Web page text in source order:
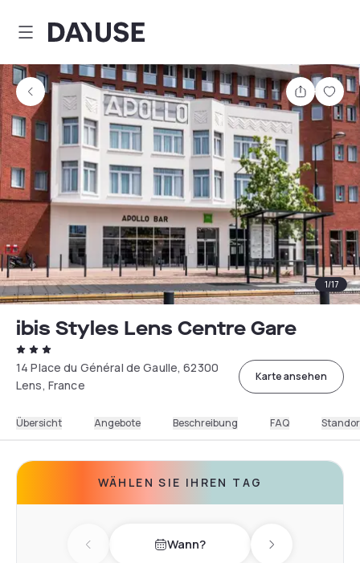
Dayuse
Teilen
1/17
ibis Styles Lens Centre Gare
14 Place du Général de Gaulle, 62300
Lens, France
Karte ansehen
Übersicht Angebote Beschreibung FAQ
WÄHLEN SIE IHREN TAG
Previous day Wann? Next day